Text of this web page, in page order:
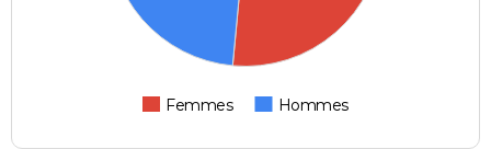
Femmes Hommes